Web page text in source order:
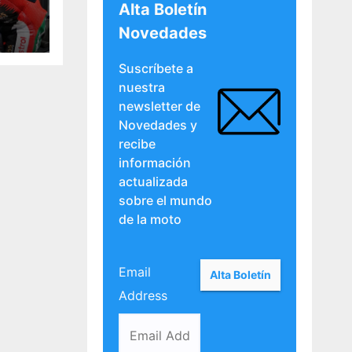
Alta Boletín
Novedades
Suscríbete a
nuestra
newsletter de
Novedades y
recibe
información
actualizada
sobre el mundo
de la moto
Email
Address